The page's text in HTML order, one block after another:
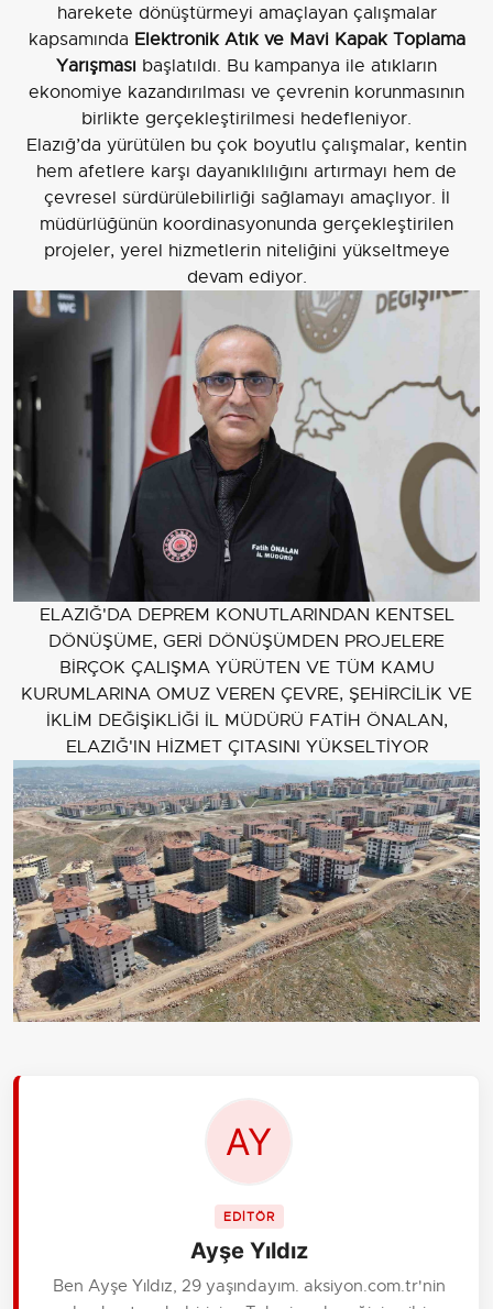
harekete dönüştürmeyi amaçlayan çalışmalar
kapsamında Elektronik Atık ve Mavi Kapak Toplama
Yarışması başlatıldı. Bu kampanya ile atıkların
ekonomiye kazandırılması ve çevrenin korunmasının
birlikte gerçekleştirilmesi hedefleniyor.
Elazığ’da yürütülen bu çok boyutlu çalışmalar, kentin
hem afetlere karşı dayanıklılığını artırmayı hem de
çevresel sürdürülebilirliği sağlamayı amaçlıyor. İl
müdürlüğünün koordinasyonunda gerçekleştirilen
projeler, yerel hizmetlerin niteliğini yükseltmeye
devam ediyor.
ELAZIĞ'DA DEPREM KONUTLARINDAN KENTSEL
DÖNÜŞÜME, GERİ DÖNÜŞÜMDEN PROJELERE
BİRÇOK ÇALIŞMA YÜRÜTEN VE TÜM KAMU
KURUMLARINA OMUZ VEREN ÇEVRE, ŞEHİRCİLİK VE
İKLİM DEĞİŞİKLİĞİ İL MÜDÜRÜ FATİH ÖNALAN,
ELAZIĞ'IN HİZMET ÇITASINI YÜKSELTİYOR
EDİTÖR
Ayşe Yıldız
Ben Ayşe Yıldız, 29 yaşındayım. aksiyon.com.tr'nin